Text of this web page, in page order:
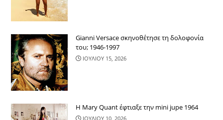
Gianni Versace σκηνοθέτησε τη δολοφονία
του; 1946-1997
ΙΟΥΛΙΟΥ 15, 2026
Η Mary Quant έφτιαξε την mini jupe 1964
ΙΟΥΛΙΟΥ 10, 2026